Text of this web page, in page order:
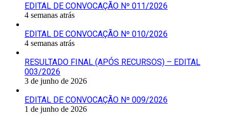
EDITAL DE CONVOCAÇÃO Nº 011/2026
4 semanas atrás
EDITAL DE CONVOCAÇÃO Nº 010/2026
4 semanas atrás
RESULTADO FINAL (APÓS RECURSOS) – EDITAL
003/2026
3 de junho de 2026
EDITAL DE CONVOCAÇÃO Nº 009/2026
1 de junho de 2026